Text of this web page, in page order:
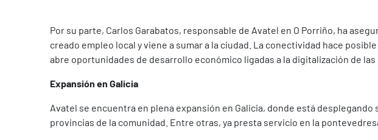
Por su parte, Carlos Garabatos, responsable de Avatel en O Porriño, ha
creado empleo local y viene a sumar a la ciudad. La conectividad hace
abre oportunidades de desarrollo económico ligadas a la digitalización de
Expansión en Galicia
Avatel se encuentra en plena expansión en Galicia, donde está
provincias de la comunidad. Entre otras, ya presta servicio en la